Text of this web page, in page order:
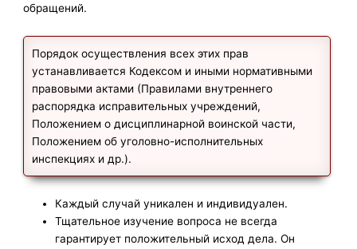
обращений.
Порядок осуществления всех этих прав
устанавливается Кодексом и иными нормативными
правовыми актами (Правилами внутреннего
распорядка исправительных учреждений,
Положением о дисциплинарной воинской части,
Положением об уголовно-исполнительных
инспекциях и др.).
Каждый случай уникален и индивидуален.
Тщательное изучение вопроса не всегда
гарантирует положительный исход дела. Он